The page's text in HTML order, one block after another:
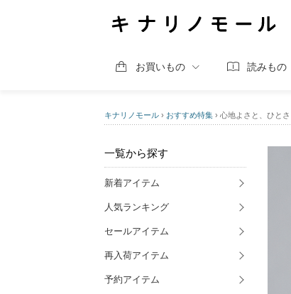
お買いもの 読みもの
キナリノモール › おすすめ特集 › 心地よさと、ひと
一覧から探す
新着アイテム
人気ランキング
セールアイテム
再入荷アイテム
予約アイテム